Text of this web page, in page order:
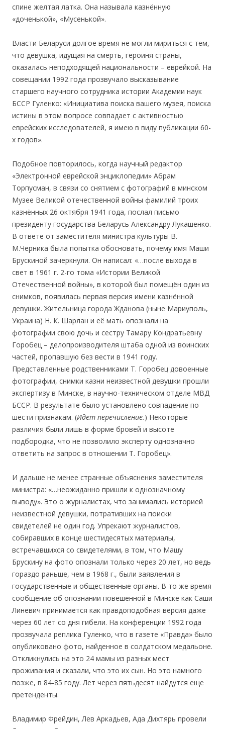
спине желтая латка. Она называла казнённую
«доченькой», «Мусенькой».
Власти Беларуси долгое время не могли мириться с тем,
что девушка, идущая на смерть, героиня страны,
оказалась неподходящей национальности – еврейкой. На
совещании 1992 года прозвучало высказывание
старшего научного сотрудника истории Академии наук
БССР Гуленко: «Инициатива поиска вашего музея, поиска
истины в этом вопросе совпадает с активностью
еврейских исследователей, я имею в виду публикации 60-
х годов».
Подобное повторилось, когда научный редактор
«Электронной еврейской энциклопедии» Абрам
Торпусман, в связи со снятием с фотографий в минском
Музее Великой отечественной войны фамилий троих
казнённых 26 октября 1941 года, послал письмо
президенту государства Беларусь Александру Лукашенко.
В ответе от заместителя министра культуры В.
М.Черника была попытка обосновать, почему имя Маши
Брускиной зачеркнули. Он написал: «…после выхода в
свет в 1961 г. 2-го тома «Истории Великой
Отечественной войны», в которой был помещён один из
снимков, появилась первая версия имени казнённой
девушки. Жительница города Жданова (ныне Мариуполь,
Украина) Н. К. Шарлан и её мать опознали на
фотографии свою дочь и сестру Тамару Кондратьевну
Горобец – делопроизводителя штаба одной из воинских
частей, пропавшую без вести в 1941 году.
Представленные родственниками Т. Горобец довоенные
фотографии, снимки казни неизвестной девушки прошли
экспертизу в Минске, в научно-техническом отделе МВД
БССР. В результате было установлено совпадение по
шести признакам. (Идет перечисление.) Некоторые
различия были лишь в форме бровей и высоте
подбородка, что не позволило эксперту однозначно
ответить на запрос в отношении Т. Горобец».
И дальше не менее странные объяснения заместителя
министра: «…неожиданно пришли к однозначному
выводу». Это о журналистах, что занимались историей
неизвестной девушки, потративших на поиски
свидетелей не один год. Упрекают журналистов,
собиравших в конце шестидесятых материалы,
встречавшихся со свидетелями, в том, что Машу
Брускину на фото опознали только через 20 лет, но ведь
гораздо раньше, чем в 1968 г., были заявления в
государственные и общественные органы. В то же время
сообщение об опознании повешенной в Минске как Саши
Линевич принимается как правдоподобная версия даже
через 60 лет со дня гибели. На конференции 1992 года
прозвучала реплика Гуленко, что в газете «Правда» было
опубликовано фото, найденное в солдатском медальоне.
Откликнулись на это 24 мамы из разных мест
проживания и сказали, что это их сын. Но это намного
позже, в 84-85 году. Лет через пятьдесят найдутся еще
претенденты.
Владимир Фрейдин, Лев Аркадьев, Ада Дихтярь провели